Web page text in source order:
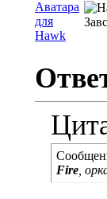
Fire ,